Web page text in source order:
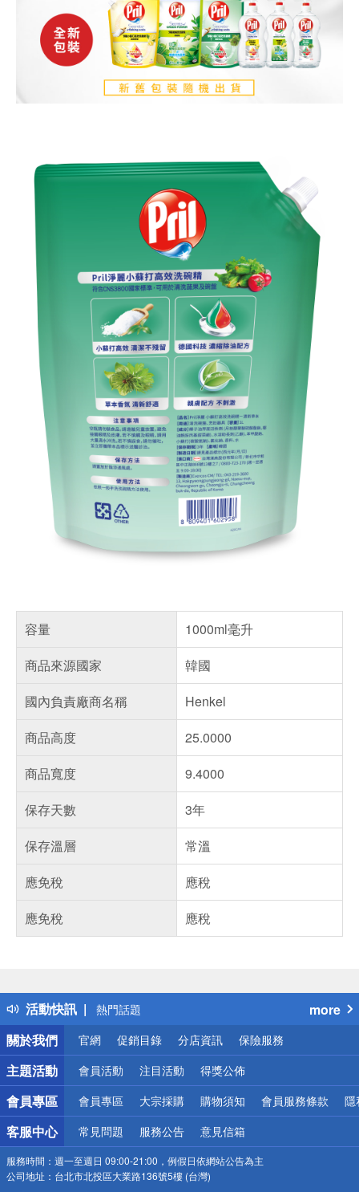
容量
1000ml毫升
商品來源國家
韓國
國內負責廠商名稱
Henkel
商品高度
25.0000
商品寬度
9.4000
保存天數
3年
保存溫層
常溫
應免稅
應稅
應免稅
應稅
活動快訊
得獎公告
熱門話題
銀行優惠
偏遠地區配送
詐騙網頁！請小心！
more
關於我們
官網 促銷目錄 分店資訊 保險服務
主題活動 會員活動 注目活動 得獎公佈
會員專區 會員專區 大宗採購 購物須知 會員服務條款 隱
客服中心 常見問題 服務公告 意見信箱
服務時間： 週一至週日 09:00-21:00，例假日依網站公告為主
公司地址： 台北市北投區大業路136號5樓 (台灣)